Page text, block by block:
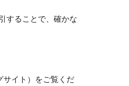
することで、確かな
イト）をご覧くだ